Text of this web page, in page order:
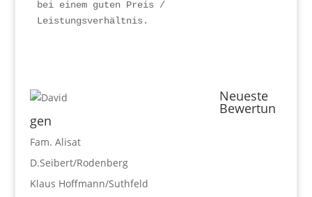
bei einem guten Preis /
Leistungsverhältnis.
Neueste
Bewertun
gen
Fam. Alisat
D.Seibert/Rodenberg
Klaus Hoffmann/Suthfeld